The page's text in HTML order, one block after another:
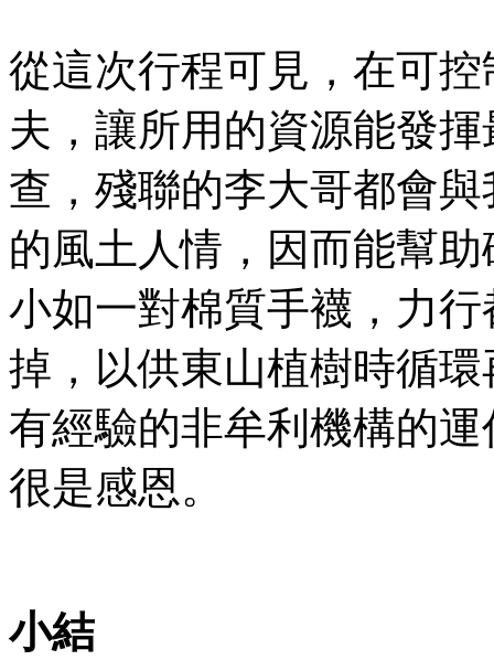
從這次行程可見，在可
夫，讓所用的資源能發
查，殘聯的李大哥都會
的風土人情，因而能幫
小如一對棉質手襪，力
掉，以供東山植樹時循
有經驗的非牟利機構的
很是感恩。
小結